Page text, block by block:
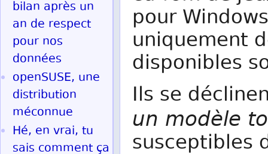
pour
uniquement
disponibles
Ils se
un modèle
susceptibles
bilan après un
an de respect
pour nos
données
openSUSE, une
distribution
méconnue
Hé, en vrai, tu
sais comment ça